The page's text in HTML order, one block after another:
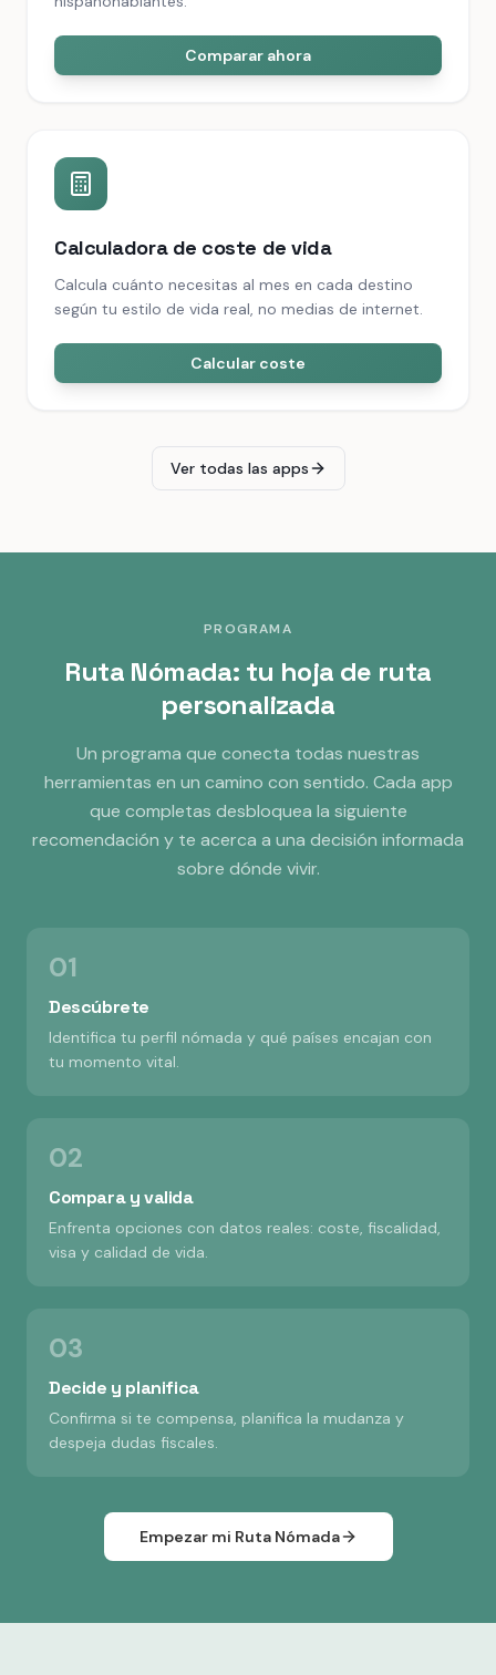
Comparar ahora
Calculadora de coste de vida
Calcula cuánto necesitas al mes en cada destino
según tu estilo de vida real, no medias de internet.
Calcular coste
Ver todas las apps
PROGRAMA
Ruta Nómada: tu hoja de ruta
personalizada
Un programa que conecta todas nuestras
herramientas en un camino con sentido. Cada app
que completas desbloquea la siguiente
recomendación y te acerca a una decisión informada
sobre dónde vivir.
01
Descúbrete
Identifica tu perfil nómada y qué países encajan con
tu momento vital.
02
Compara y valida
Enfrenta opciones con datos reales: coste, fiscalidad,
visa y calidad de vida.
03
Decide y planifica
Confirma si te compensa, planifica la mudanza y
despeja dudas fiscales.
Empezar mi Ruta Nómada